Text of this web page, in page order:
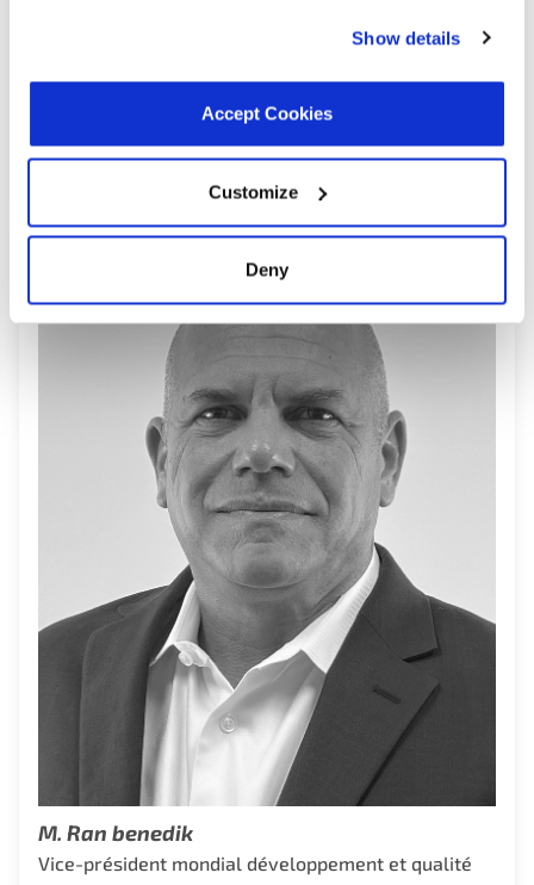
Show details
Accept Cookies
Customize
Deny
Global Vice President of Human Resources
M. Ran benedik
Vice-président mondial développement et qualité